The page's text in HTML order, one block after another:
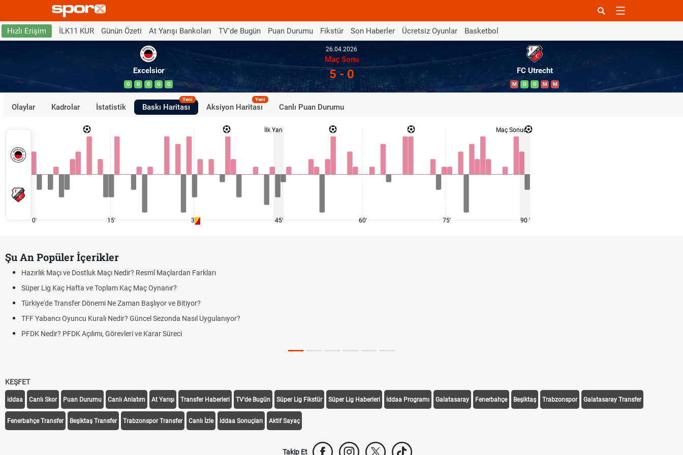
Hızlı Erişim İLK11 KUR Günün Özeti At Yarışı Bankoları TV'de Bugün Puan Durumu Fikstür Son Haberler Ücretsiz Oyunlar Basketbol
Excelsior
G G G G G
26.04.2026
Maç Sonu
5 - 0 FC Utrecht
M G G M M
Olaylar Kadrolar İstatistik Baskı Haritası
Yeni
Aksiyon Haritası
Yeni
Canlı Puan Durumu
0' 15' 30'
İlk Yarı
45' 60' 75'
Maç Sonucu
90 '
Şu An Popüler İçerikler
Hazırlık Maçı ve Dostluk Maçı Nedir? Resmî Maçlardan Farkları
Süper Lig Kaç Hafta ve Toplam Kaç Maç Oynanır?
Türkiye'de Transfer Dönemi Ne Zaman Başlıyor ve Bitiyor?
TFF Yabancı Oyuncu Kuralı Nedir? Güncel Sezonda Nasıl Uygulanıyor?
PFDK Nedir? PFDK Açılımı, Görevleri ve Karar Süreci
KEŞFET
iddaa Canlı Skor Puan Durumu Canlı Anlatım At Yarışı Transfer Haberleri TV'de Bugün Süper Lig Fikstür Süper Lig Haberleri iddaa Programı Galatasaray Fenerbahçe Beşiktaş Trabzonspor Galatasaray Transfer
Fenerbahçe Transfer Beşiktaş Transfer Trabzonspor Transfer Canlı İzle iddaa Sonuçları Aktif Sayaç
Takip Et